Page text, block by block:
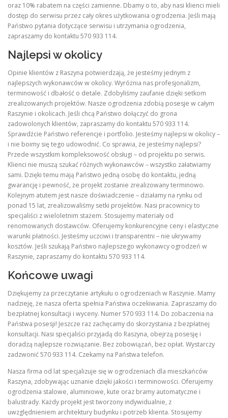
oraz 10% rabatem na części zamienne. Dbamy o to, aby nasi klienci mieli
dostęp do serwisu przez cały okres użytkowania ogrodzenia. Jeśli mają
Państwo pytania dotyczące serwisu i utrzymania ogrodzenia,
zapraszamy do kontaktu 570 933 114.
Najlepsi w okolicy
Opinie klientów z Raszyna potwierdzają, że jesteśmy jednym z
najlepszych wykonawców w okolicy. Wyróżnia nas profesjonalizm,
terminowość i dbałość o detale. Zdobyliśmy zaufanie dzięki setkom
zrealizowanych projektów. Nasze ogrodzenia zdobią posesje w całym
Raszynie i okolicach. Jeśli chcą Państwo dołączyć do grona
zadowolonych klientów, zapraszamy do kontaktu 570 933 114.
Sprawdźcie Państwo referencje i portfolio. Jesteśmy najlepsi w okolicy –
i nie boimy się tego udowodnić. Co sprawia, że jesteśmy najlepsi?
Przede wszystkim kompleksowość obsługi – od projektu po serwis.
Klienci nie muszą szukać różnych wykonawców – wszystko załatwiamy
sami. Dzięki temu mają Państwo jedną osobę do kontaktu, jedną
gwarancję i pewność, że projekt zostanie zrealizowany terminowo.
Kolejnym atutem jest nasze doświadczenie – działamy na rynku od
ponad 15 lat, zrealizowaliśmy setki projektów. Nasi pracownicy to
specjaliści z wieloletnim stażem. Stosujemy materiały od
renomowanych dostawców. Oferujemy konkurencyjne ceny i elastyczne
warunki płatności. Jesteśmy uczciwi i transparentni – nie ukrywamy
kosztów. Jeśli szukają Państwo najlepszego wykonawcy ogrodzeń w
Raszynie, zapraszamy do kontaktu 570 933 114.
Końcowe uwagi
Dziękujemy za przeczytanie artykułu o ogrodzeniach w Raszynie. Mamy
nadzieję, że nasza oferta spełnia Państwa oczekiwania. Zapraszamy do
bezpłatnej konsultacji i wyceny. Numer 570 933 114. Do zobaczenia na
Państwa posesji! Jeszcze raz zachęcamy do skorzystania z bezpłatnej
konsultacji. Nasi specjaliści przyjadą do Raszyna, obejrzą posesję i
doradzą najlepsze rozwiązanie. Bez zobowiązań, bez opłat. Wystarczy
zadzwonić 570 933 114. Czekamy na Państwa telefon.
Nasza firma od lat specjalizuje się w ogrodzeniach dla mieszkańców
Raszyna, zdobywając uznanie dzięki jakości i terminowości. Oferujemy
ogrodzenia stalowe, aluminiowe, kute oraz bramy automatyczne i
balustrady. Każdy projekt jest tworzony indywidualnie, z
uwzględnieniem architektury budynku i potrzeb klienta. Stosujemy